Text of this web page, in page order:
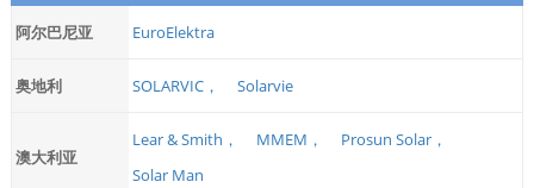
阿尔巴尼亚 EuroElektra
奥地利 SOLARVIC， Solarvie
澳大利亚
Lear & Smith， MMEM，
Prosun Solar，
Solar Man